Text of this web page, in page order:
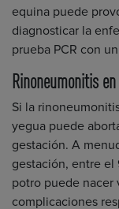
equina puede
diagnosticar la
prueba PCR con
Rinoneumonitis
Si la
yegua puede
gestación. A
gestación, entre el
potro puede nacer
complicaciones